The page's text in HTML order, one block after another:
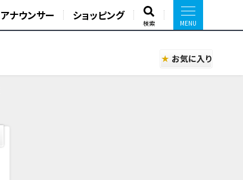
アナウンサー ショッピング
検索
お気に入り